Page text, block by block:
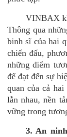
VINBAX
Thông qua
binh sĩ của hai
chiến đấu,
những điểm
để đạt đến sự
quan của cả
lẫn nhau, nền
vững trong
3. An